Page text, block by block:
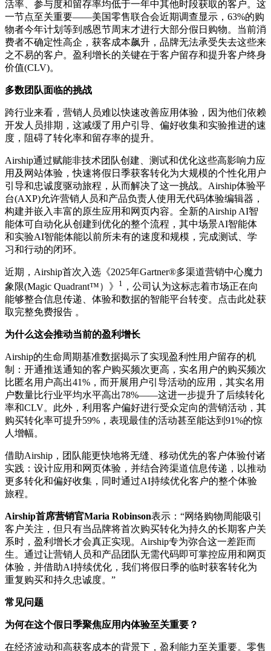
活率、参与度和留存率均低于一年中其他时段获取的客户。这
一节点至关重要——美国零售联合会近期调查显示，63%的购
物者今年计划等到感恩节周末才进行大部分假日购物。当前消
费者不确定性高企，获客成本飙升，品牌无法承受失去这些来
之不易的客户。盈利增长的关键在于客户留存和提升客户终身
价值(CLV)。
多数团队面临的挑战
跨行业来看，营销人员难以快速改善应用体验，因为他们依赖
开发人员排期，这减缓了用户引导、偏好收集和实验推进的速
度，阻碍了转化率和留存率的提升。
Airship通过赋能非技术团队创建、测试和优化这些高影响力应
用及网站体验，快速将假日季获客转化为大规模的个性化用户
引导和忠诚度驱动旅程，从而解决了这一挑战。Airship体验平
台(AXP)允许营销人员和产品负责人使用无代码体验编辑器，
构建并嵌入丰富的原生应用和网页内容。全新的Airship AI智
能体可自动化从创建到优化的整个流程，其中场景AI智能体
和实验AI智能体能以前所未有的速度和规模，完成测试、学
习和行动的闭环。
近期，Airship首次入选《2025年Gartner®多渠道营销中心魔力
象限(Magic Quadrant™）》
1
，公司认为这标志着市场正在向
能够整合信息传递、体验和数据的智能平台转变。点击此处获
取完整免费报告 。
为什么这会推动当前的盈利增长
Airship的生命周期基准数据揭示了实现盈利性用户留存的机
制：开通推送通知的客户购买频次更高，实名用户的购买频次
比匿名用户高出41%，而开展用户引导活动的应用，其实名用
户数量比行业平均水平高出78%——这进一步提升了后续转化
率和CLV。此外，利用客户偏好进行受众定向的营销活动，其
购买转化率可提升59%，表现最佳的活动甚至能达到91%的惊
人增幅。
借助Airship，团队能更快地将无缝、移动优先的客户体验付诸
实践：设计应用和网页体验，并结合跨渠道信息传递，以推动
更多转化和偏好收集，同时通过AI持续优化客户的整个体验
旅程。
Airship首席营销官Maria Robinson表示：“网络购物周能吸引
客户关注，但只有当品牌将首次购买转化为持久的长期客户关
系时，盈利增长才会真正实现。Airship专为弥合这一差距而
生。通过让营销人员和产品团队无需代码即可掌控应用和网页
体验，并借助AI持续优化，我们将假日季的临时获客转化为
重复购买和持久忠诚度。”
常见问题
为何在这个假日季聚焦应用内体验至关重要？
在经济波动和高获客成本的背景下，盈利能力至关重要。零售